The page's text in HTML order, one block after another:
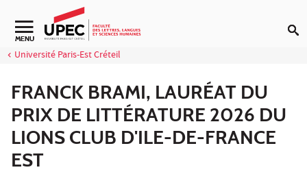
Aller au contenu
Navigation secondaire
MENU
Université Paris-Est Créteil
FRANCK BRAMI, LAURÉAT DU
PRIX DE LITTÉRATURE 2026 DU
LIONS CLUB D'ILE-DE-FRANCE
EST